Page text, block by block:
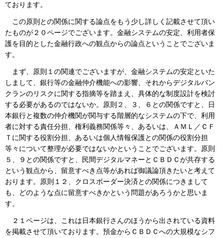
ております。
この原則との関係に関する論点をもう少し詳しく記載させて頂い
たものが２０ページでございます。金融システムの安定、利用者保
護を目的とした金融行政への観点からの論点ということでございま
す。
まず、原則１の関連でございますが、金融システムの安定といた
しまして、銀行等の金融仲介機能への影響、それからデジタルバン
クランのリスクに関する指摘等を踏まえ、具体的な制度設計を検討
する必要があるのではないか。原則２、３、６との関係ですと、日
本銀行と複数の仲介機関が関与する階層的なシステムの下で、利用
者に対する責任分担、権利義務関係等々、あるいは、ＡＭＬ／ＣＦ
Ｔに関する役割分担、あるいは個人情報保護との関係の役割分担
等々について整理が必要ではないかということでございます。原則
５、９との関係ですと、民間デジタルマネーとＣＢＤＣが共存する
という観点から、留意すべき点等があれば御議論頂きたいと考えて
おります。原則１２、クロスボーダー決済との関係につきまして
も、どのような点に留意すべきかという問題があろうかと思いま
す。
２１ページは、これは日本銀行さんのほうから出されている資料
を掲載させて頂いております。預金からＣＢＤＣへの大規模なシフ